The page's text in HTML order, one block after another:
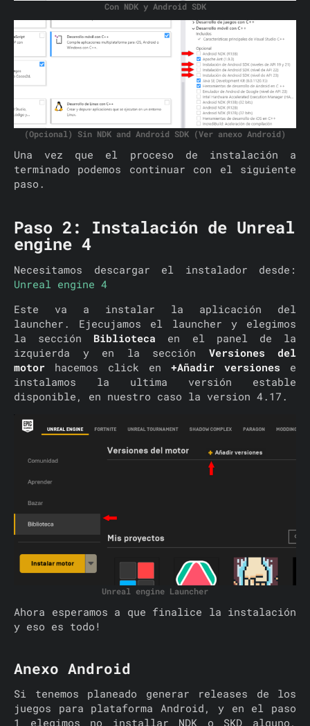
Con NDK y Android SDK
(Opcional) Sin NDK and Android SDK (Ver anexo Android)
Una vez que el proceso de instalación a
terminado podemos continuar con el siguiente
paso.
Paso 2: Instalación de Unreal
engine 4
Necesitamos descargar el instalador desde:
Unreal engine 4
Este va a instalar la aplicación del
launcher. Ejecujamos el launcher y elegimos
la sección Biblioteca en el panel de la
izquierda y en la sección Versiones del
motor hacemos click en +Añadir versiones e
instalamos la ultima versión estable
disponible, en nuestro caso la version 4.17.
Unreal engine Launcher
Ahora esperamos a que finalice la instalación
y eso es todo!
Anexo Android
Si tenemos planeado generar releases de los
juegos para plataforma Android, y en el paso
1 elegimos no installar NDK o SKD alguno,